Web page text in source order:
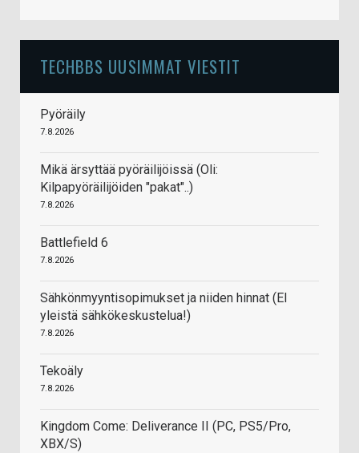
TECHBBS UUSIMMAT VIESTIT
Pyöräily
7.8.2026
Mikä ärsyttää pyöräilijöissä (Oli:
Kilpapyöräilijöiden "pakat"..)
7.8.2026
Battlefield 6
7.8.2026
Sähkönmyyntisopimukset ja niiden hinnat (EI
yleistä sähkökeskustelua!)
7.8.2026
Tekoäly
7.8.2026
Kingdom Come: Deliverance II (PC, PS5/Pro,
XBX/S)